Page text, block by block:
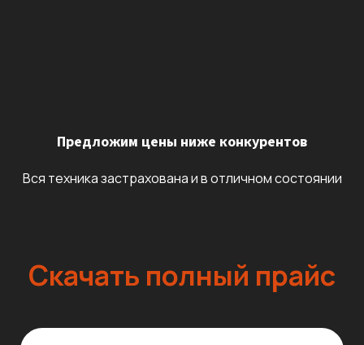
Предложим цены ниже конкурентов
Вся техника застрахована и в отличном состоянии
Скачать полный прайс